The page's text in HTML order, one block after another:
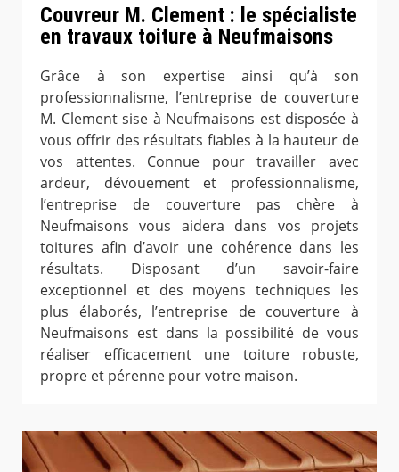
Couvreur M. Clement : le spécialiste
en travaux toiture à Neufmaisons
Grâce à son expertise ainsi qu’à son
professionnalisme, l’entreprise de couverture
M. Clement sise à Neufmaisons est disposée à
vous offrir des résultats fiables à la hauteur de
vos attentes. Connue pour travailler avec
ardeur, dévouement et professionnalisme,
l’entreprise de couverture pas chère à
Neufmaisons vous aidera dans vos projets
toitures afin d’avoir une cohérence dans les
résultats. Disposant d’un savoir-faire
exceptionnel et des moyens techniques les
plus élaborés, l’entreprise de couverture à
Neufmaisons est dans la possibilité de vous
réaliser efficacement une toiture robuste,
propre et pérenne pour votre maison.